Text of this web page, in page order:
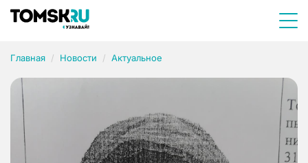
Главная Новости Актуальное